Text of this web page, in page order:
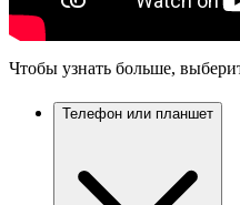
Чтобы узнать больше,
Телефон или планшет